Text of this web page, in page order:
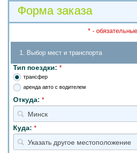
Форма заказа
* -
1. Выбор мест и транспорта
Тип поездки: *
трансфер
аренда авто с водителем
Откуда: *
Минск
Куда: *
Указать другое местоположение